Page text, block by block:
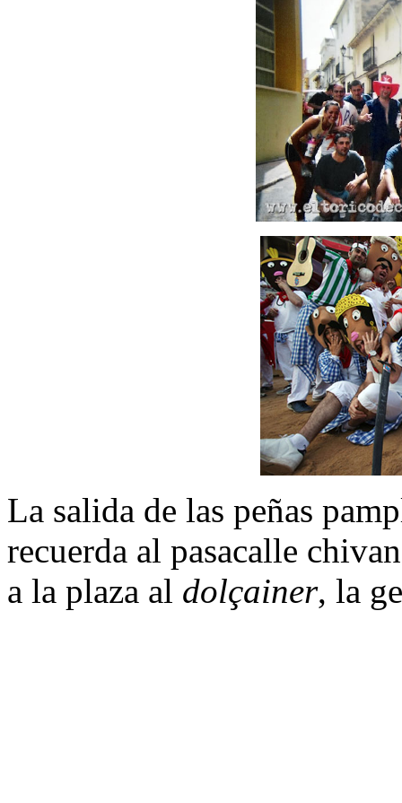
La salida de las peñas
recuerda al pasacalle
a la plaza al dolçainer, la